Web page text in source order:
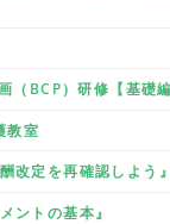
BCP）研修【基礎編
教室
定を再確認しよう
ントの基本』